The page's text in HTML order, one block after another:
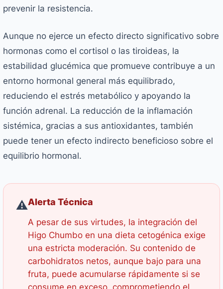
prevenir la resistencia.
Aunque no ejerce un efecto directo significativo sobre
hormonas como el cortisol o las tiroideas, la
estabilidad glucémica que promueve contribuye a un
entorno hormonal general más equilibrado,
reduciendo el estrés metabólico y apoyando la
función adrenal. La reducción de la inflamación
sistémica, gracias a sus antioxidantes, también
puede tener un efecto indirecto beneficioso sobre el
equilibrio hormonal.
⚠️Alerta Técnica
A pesar de sus virtudes, la integración del
Higo Chumbo en una dieta cetogénica exige
una estricta moderación. Su contenido de
carbohidratos netos, aunque bajo para una
fruta, puede acumularse rápidamente si se